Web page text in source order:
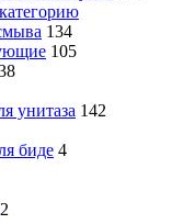
134
105
унитаза 142
биде 4
2